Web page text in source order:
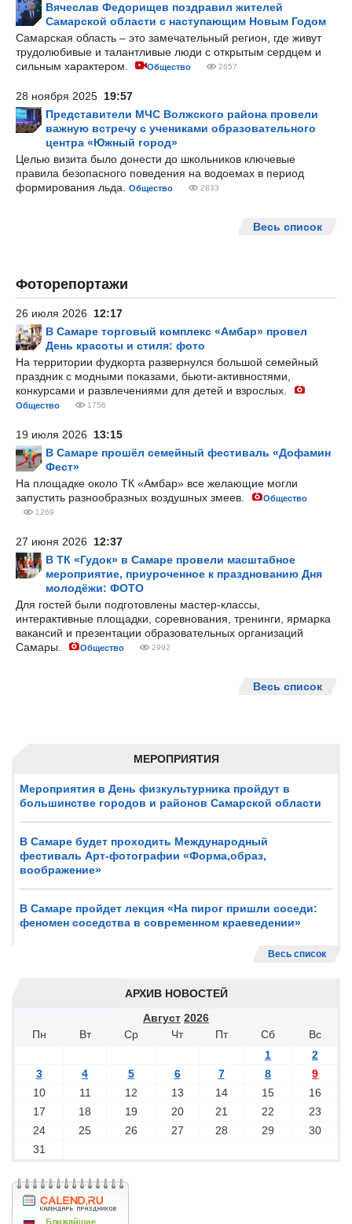
МЕРОПРИЯТИЯ
Мероприятия в День физкультурника пройдут в
большинстве городов и районов Самарской области
В Самаре будет проходить Международный
фестиваль Арт-фотографии «Форма,образ,
воображение»
В Самаре пройдет лекция «На пирог пришли соседи:
феномен соседства в современном краеведении»
Весь список
АРХИВ НОВОСТЕЙ
Август 2026
Пн
Вт Ср Чт Пт Сб
Вс
1
2
3
4 5 6 7 8
9
10
11 12 13 14 15
16
17
18 19 20 21 22
23
24
25 26 27 28 29
30
31
Вячеслав Федорищев поздравил жителей
Самарской области с наступающим Новым Годом
Самарская область – это замечательный регион, где живут
трудолюбивые и талантливые люди с открытым сердцем и
сильным характером.
Общество 2657
28 ноября 2025 19:57
Представители МЧС Волжского района провели
важную встречу с учениками образовательного
центра «Южный город»
Целью визита было донести до школьников ключевые
правила безопасного поведения на водоемах в период
формирования льда.
Общество 2833
Весь список
Фоторепортажи
26 июля 2026 12:17
В Самаре торговый комплекс «Амбар» провел
День красоты и стиля: фото
На территории фудкорта развернулся большой семейный
праздник с модными показами, бьюти-активностями,
конкурсами и развлечениями для детей и взрослых.
Общество 1756
19 июля 2026 13:15
В Самаре прошёл семейный фестиваль «Дофамин
Фест»
На площадке около ТК «Амбар» все желающие могли
запустить разнообразных воздушных змеев.
Общество
1269
27 июня 2026 12:37
В ТК «Гудок» в Самаре провели масштабное
мероприятие, приуроченное к празднованию Дня
молодёжи: ФОТО
Для гостей были подготовлены мастер-классы,
интерактивные площадки, соревнования, тренинги, ярмарка
вакансий и презентации образовательных организаций
Самары.
Общество 2992
Весь список